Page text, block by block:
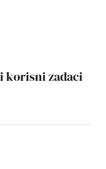
korisni zadaci